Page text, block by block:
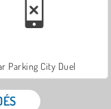
Parking City Duel